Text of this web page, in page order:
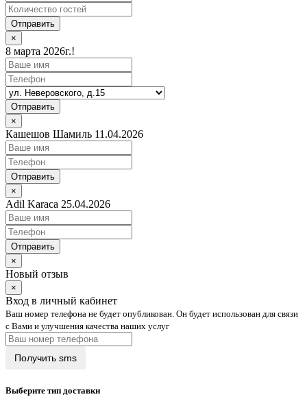
Отправить
×
8 марта 2026г.!
Отправить
×
Кашешов Шамиль 11.04.2026
Отправить
×
Adil Karaca 25.04.2026
Отправить
×
Новый отзыв
×
Вход в личный кабинет
Ваш номер телефона не будет опубликован. Он будет использован для связи
с Вами и улучшения качества наших услуг
Выберите тип доставки